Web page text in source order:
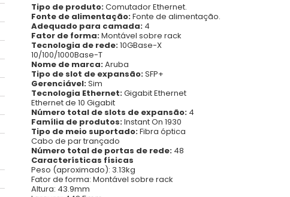
Tipo de produto:Comutador Ethernet.
Fonte de alimentação:Fonte de alimentação.
Adequado para camada: 4
Fator de forma:Montável sobre rack
Tecnologia de rede:10GBase-X
10/100/1000Base-T
Nome de marca:Aruba
Tipo de slot de expansão:SFP+
Gerenciável:Sim
Tecnologia Ethernet:Gigabit Ethernet
Ethernet de 10 Gigabit
Número total de slots de expansão: 4
Família de produtos:Instant On 1930
Tipo de meio suportado:Fibra óptica
Cabo de par trançado
Número total de portas de rede: 48
Características físicas
Peso (aproximado): 3.13kg
Fator de forma: Montável sobre rack
Altura: 43.9mm